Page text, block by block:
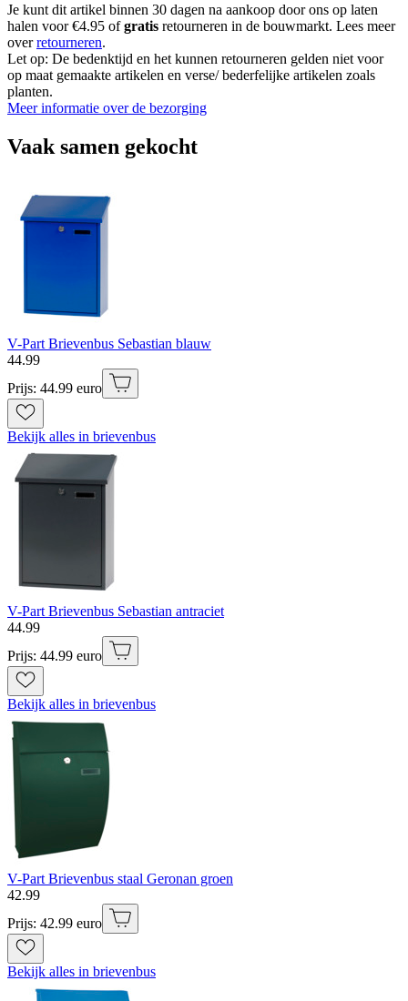
Je kunt dit artikel binnen 30 dagen na aankoop door ons op laten
halen voor €4.95 ofgratis retourneren in de bouwmarkt. Lees meer
overretourneren.
Let op: De bedenktijd en het kunnen retourneren gelden niet voor
op maat gemaakte artikelen en verse/ bederfelijke artikelen zoals
planten.
Meer informatie over de bezorging
Vaak samen gekocht
V-Part Brievenbus Sebastian blauw
44.99
Prijs: 44.99 euro
Bekijk alles in brievenbus
V-Part Brievenbus Sebastian antraciet
44.99
Prijs: 44.99 euro
Bekijk alles in brievenbus
V-Part Brievenbus staal Geronan groen
42.99
Prijs: 42.99 euro
Bekijk alles in brievenbus